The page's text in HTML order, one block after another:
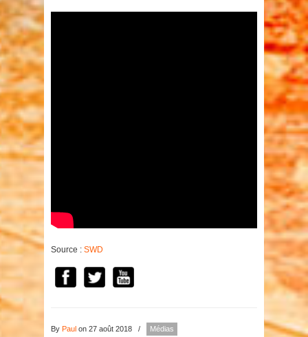
Source : SWD
By Paul on 27 août 2018 / Médias